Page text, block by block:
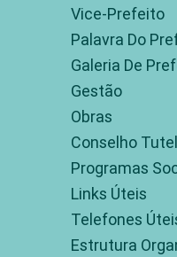
Vice-Prefeito
Palavra Do
Galeria De
Gestão
Obras
Conselho
Programas
Links Úteis
Telefones
Estrutura